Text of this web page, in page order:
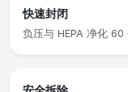
快速封闭
负压与 HEPA 净化 60